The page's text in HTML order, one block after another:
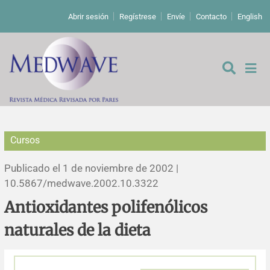
Abrir sesión Regístrese Envíe Contacto English
De los editores
Editoriales
Comentarios
Estudios originales
Cursos
Publicado el 1 de noviembre de 2002 |
10.5867/medwave.2002.10.3322
Antioxidantes polifenólicos
naturales de la dieta